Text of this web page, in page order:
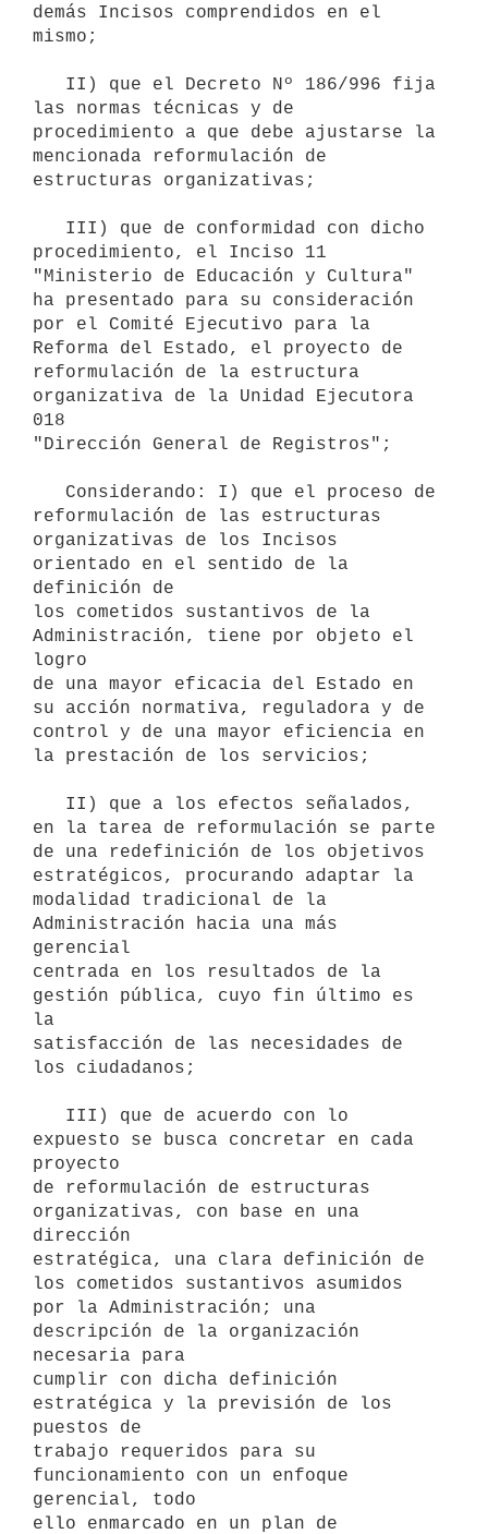
demás Incisos comprendidos en el
mismo;
las normas técnicas y de
procedimiento a que debe ajustarse la
mencionada reformulación de
estructuras organizativas;
procedimiento, el Inciso 11
"Ministerio de Educación y Cultura"
ha presentado para su consideración
por el Comité Ejecutivo para la
Reforma del Estado, el proyecto de
reformulación de la estructura
organizativa de la Unidad Ejecutora
018
"Dirección General de Registros";
reformulación de las estructuras
organizativas de los Incisos
orientado en el sentido de la
definición de
los cometidos sustantivos de la
Administración, tiene por objeto el
logro
de una mayor eficacia del Estado en
su acción normativa, reguladora y de
control y de una mayor eficiencia en
la prestación de los servicios;
en la tarea de reformulación se parte
de una redefinición de los objetivos
estratégicos, procurando adaptar la
modalidad tradicional de la
Administración hacia una más
gerencial
centrada en los resultados de la
gestión pública, cuyo fin último es
la
satisfacción de las necesidades de
los ciudadanos;
expuesto se busca concretar en cada
proyecto
de reformulación de estructuras
organizativas, con base en una
dirección
estratégica, una clara definición de
los cometidos sustantivos asumidos
por la Administración; una
descripción de la organización
necesaria para
cumplir con dicha definición
estratégica y la previsión de los
puestos de
trabajo requeridos para su
funcionamiento con un enfoque
gerencial, todo
ello enmarcado en un plan de